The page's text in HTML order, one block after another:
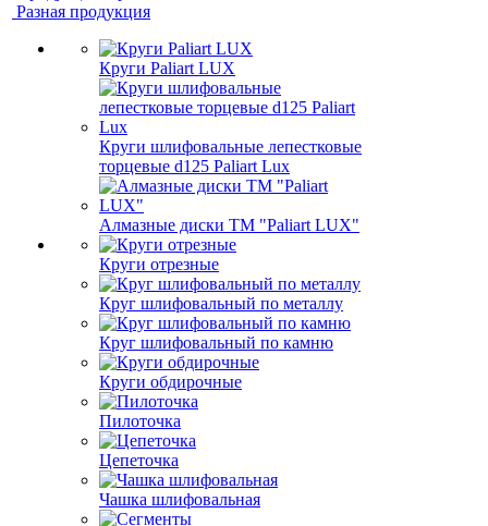
Разная продукция
Круги Paliart LUX
Круги шлифовальные лепестковые
торцевые d125 Paliart Lux
Алмазные диски ТМ "Paliart LUX"
Круги отрезные
Круг шлифовальный по металлу
Круг шлифовальный по камню
Круги обдирочные
Пилоточка
Цепеточка
Чашка шлифовальная